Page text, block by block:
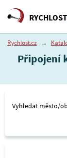
RYCHLOST
Rychlost.cz →
Připojení
Vyhledat město/